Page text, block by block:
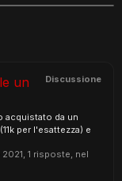
Discussione
un
acquistato da un
per l'esattezza) e
, 1 risposte, nel